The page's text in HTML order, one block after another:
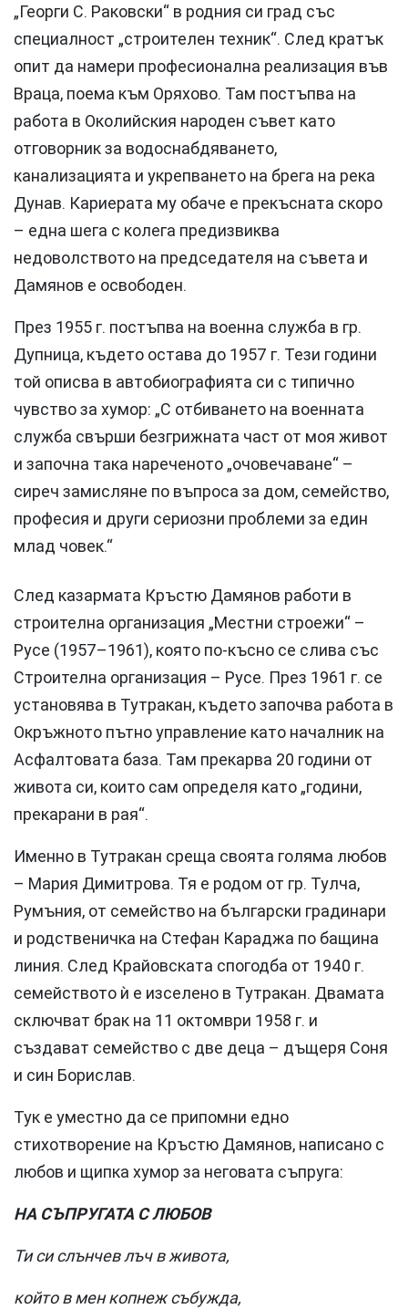
„Георги С. Раковски“ в родния си град със
специалност „строителен техник“. След кратък
опит да намери професионална реализация във
Враца, поема към Оряхово. Там постъпва на
работа в Околийския народен съвет като
отговорник за водоснабдяването,
канализацията и укрепването на брега на река
Дунав. Кариерата му обаче е прекъсната скоро
– една шега с колега предизвиква
недоволството на председателя на съвета и
Дамянов е освободен.
През 1955 г. постъпва на военна служба в гр.
Дупница, където остава до 1957 г. Тези години
той описва в автобиографията си с типично
чувство за хумор: „С отбиването на военната
служба свърши безгрижната част от моя живот
и започна така нареченото „очовечаване“ –
сиреч замисляне по въпроса за дом, семейство,
професия и други сериозни проблеми за един
млад човек.“
След казармата Кръстю Дамянов работи в
строителна организация „Местни строежи“ –
Русе (1957–1961), която по-късно се слива със
Строителна организация – Русе. През 1961 г. се
установява в Тутракан, където започва работа в
Окръжното пътно управление като началник на
Асфалтовата база. Там прекарва 20 години от
живота си, които сам определя като „години,
прекарани в рая“.
Именно в Тутракан среща своята голяма любов
– Мария Димитрова. Тя е родом от гр. Тулча,
Румъния, от семейство на български градинари
и родственичка на Стефан Караджа по бащина
линия. След Крайовската спогодба от 1940 г.
семейството ѝ е изселено в Тутракан. Двамата
сключват брак на 11 октомври 1958 г. и
създават семейство с две деца – дъщеря Соня
и син Борислав.
Тук е уместно да се припомни едно
стихотворение на Кръстю Дамянов, написано с
любов и щипка хумор за неговата съпруга:
НА СЪПРУГАТА С ЛЮБОВ
Ти си слънчев лъч в живота,
който в мен копнеж събужда,